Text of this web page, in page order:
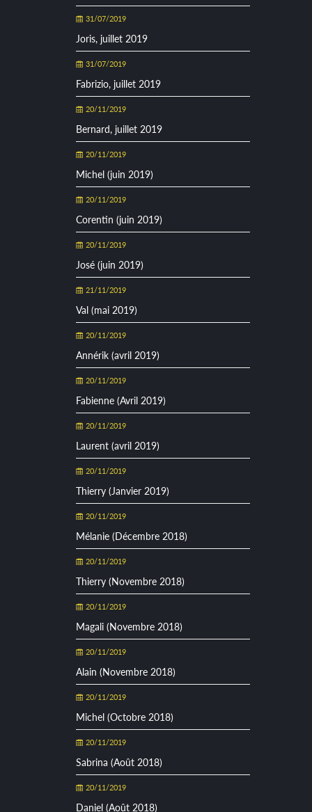
31/07/2019
Joris, juillet 2019
31/07/2019
Fabrizio, juillet 2019
20/11/2019
Bernard, juillet 2019
20/11/2019
Michel (juin 2019)
20/11/2019
Corentin (juin 2019)
20/11/2019
José (juin 2019)
21/11/2019
Val (mai 2019)
20/11/2019
Annérik (avril 2019)
20/11/2019
Fabienne (Avril 2019)
20/11/2019
Laurent (avril 2019)
20/11/2019
Thierry (Janvier 2019)
20/11/2019
Mélanie (Décembre 2018)
20/11/2019
Thierry (Novembre 2018)
20/11/2019
Magali (Novembre 2018)
20/11/2019
Alain (Novembre 2018)
20/11/2019
Michel (Octobre 2018)
20/11/2019
Sabrina (Août 2018)
20/11/2019
Daniel (Août 2018)